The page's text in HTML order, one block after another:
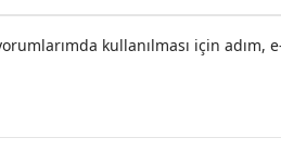
kullanılması için